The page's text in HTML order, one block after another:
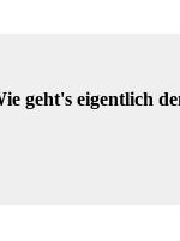
geht's eigentlich